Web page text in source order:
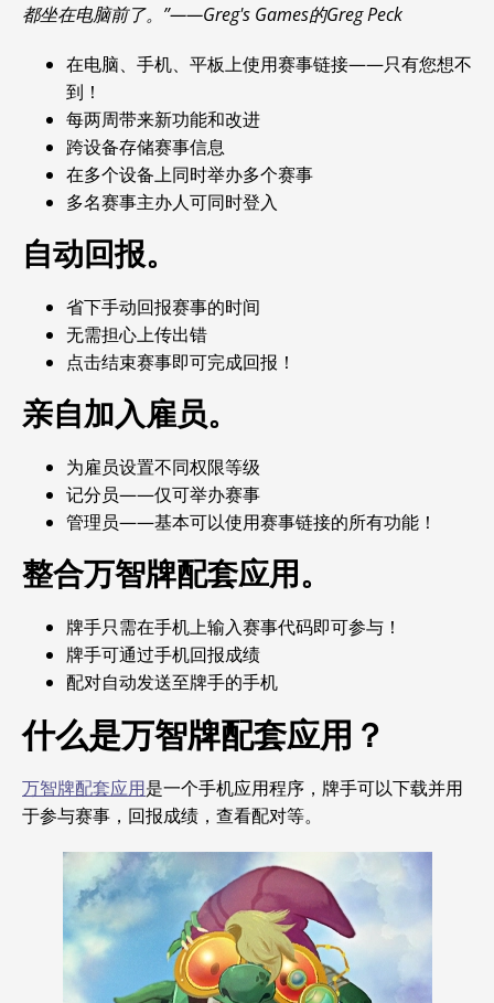
都坐在电脑前了。”——Greg's Games的Greg Peck
在电脑、手机、平板上使用赛事链接——只有您想不
到！
每两周带来新功能和改进
跨设备存储赛事信息
在多个设备上同时举办多个赛事
多名赛事主办人可同时登入
自动回报。
省下手动回报赛事的时间
无需担心上传出错
点击结束赛事即可完成回报！
亲自加入雇员。
为雇员设置不同权限等级
记分员——仅可举办赛事
管理员——基本可以使用赛事链接的所有功能！
整合万智牌配套应用。
牌手只需在手机上输入赛事代码即可参与！
牌手可通过手机回报成绩
配对自动发送至牌手的手机
什么是万智牌配套应用？
万智牌配套应用是一个手机应用程序，牌手可以下载并用
于参与赛事，回报成绩，查看配对等。